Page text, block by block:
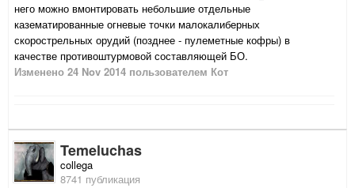
него можно вмонтировать небольшие отдельные
казематированные огневые точки малокалиберных
скорострельных орудий (позднее - пулеметные кофры) в
качестве противоштурмовой составляющей БО.
Изменено 24 Nov 2014 пользователем Кот
Temeluchas
collega
8741 публикация